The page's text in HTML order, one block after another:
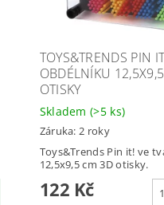
TOYS&TRENDS PIN
OBDÉLNÍKU
OTISKY
Skladem(>5 ks)
Záruka: 2 roky
Toys&Trends Pin it! ve
12,5x9,5 cm 3D otisky.
122 Kč